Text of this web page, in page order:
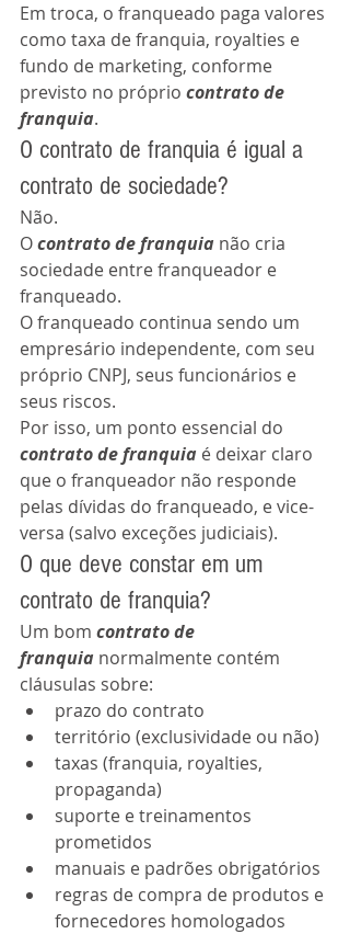
Em troca, o franqueado paga valores
como taxa de franquia, royalties e
fundo de marketing, conforme
previsto no próprio contrato de
franquia.
O contrato de franquia é igual a
contrato de sociedade?
Não.
O contrato de franquia não cria
sociedade entre franqueador e
franqueado.
O franqueado continua sendo um
empresário independente, com seu
próprio CNPJ, seus funcionários e
seus riscos.
Por isso, um ponto essencial do
contrato de franquia é deixar claro
que o franqueador não responde
pelas dívidas do franqueado, e vice-
versa (salvo exceções judiciais).
O que deve constar em um
contrato de franquia?
Um bom contrato de
franquia normalmente contém
cláusulas sobre:
prazo do contrato
território (exclusividade ou não)
taxas (franquia, royalties,
propaganda)
suporte e treinamentos
prometidos
manuais e padrões obrigatórios
regras de compra de produtos e
fornecedores homologados